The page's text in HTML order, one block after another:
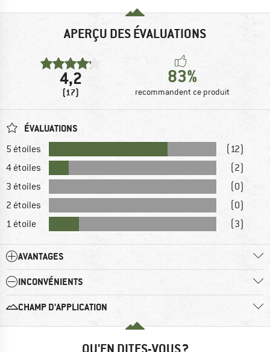
APERÇU DES ÉVALUATIONS
4,2
(17)
83%
recommandent ce produit
ÉVALUATIONS
5 étoiles
(12)
4 étoiles
(2)
3 étoiles
(0)
2 étoiles
(0)
1 étoile
(3)
AVANTAGES
INCONVÉNIENTS
CHAMP D'APPLICATION
QU'EN DITES-VOUS ?